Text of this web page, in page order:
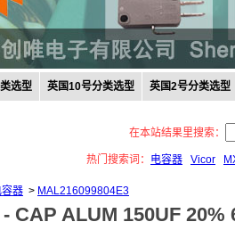
选型 英国10号分类选型 英国2号分类选型
在本站结果里搜索：
热门搜索词： 电容器 Vicor
器 > MAL216099804E3
CAP ALUM 150UF 20%